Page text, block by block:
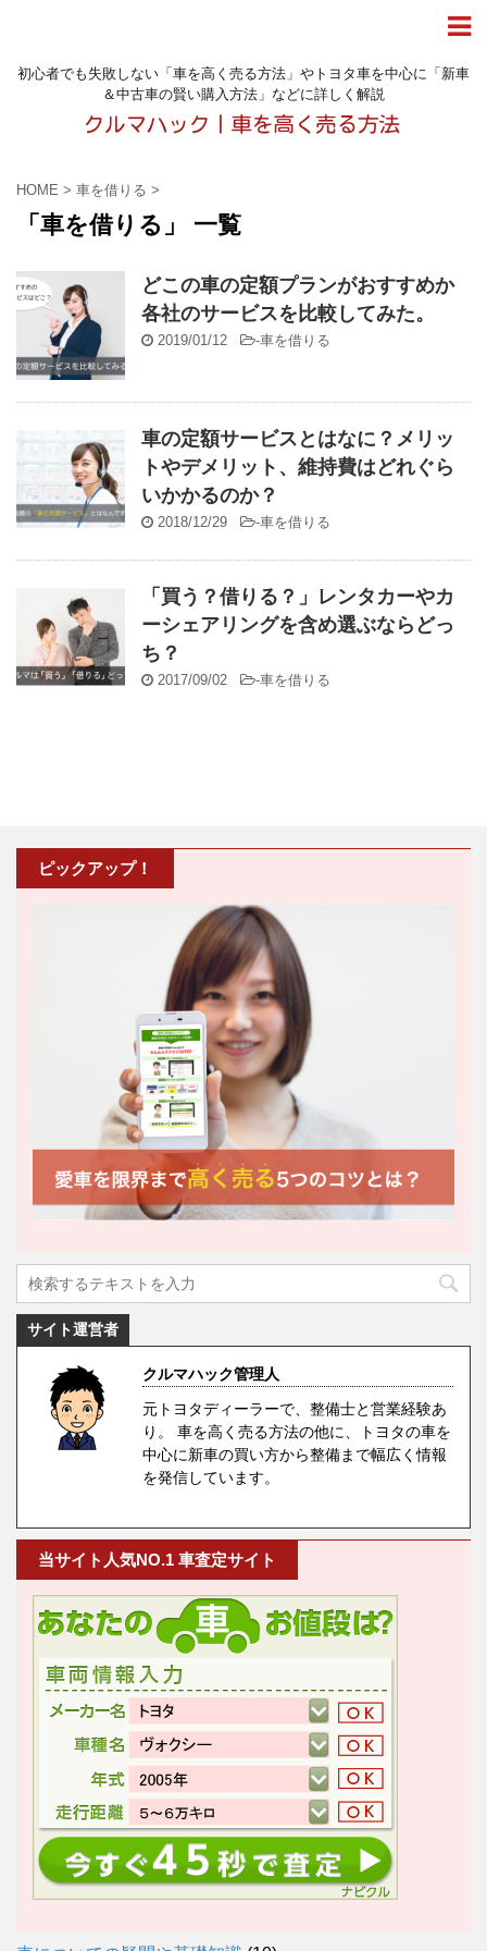
初心者でも失敗しない「車を高く売る方法」やトヨタ車を中心に「新車
＆中古車の賢い購入方法」などに詳しく解説
HOME > 車を借りる >
「車を借りる」 一覧
どこの車の定額プランがおすすめか
各社のサービスを比較してみた。
2019/01/12 -車を借りる
車の定額サービスとはなに？メリッ
トやデメリット、維持費はどれぐら
いかかるのか？
2018/12/29 -車を借りる
「買う？借りる？」レンタカーやカ
ーシェアリングを含め選ぶならどっ
ち？
2017/09/02 -車を借りる
ピックアップ！
サイト運営者
クルマハック管理人
元トヨタディーラーで、整備士と営業経験あ
り。 車を高く売る方法の他に、トヨタの車を
中心に新車の買い方から整備まで幅広く情報
を発信しています。
当サイト人気NO.1 車査定サイト